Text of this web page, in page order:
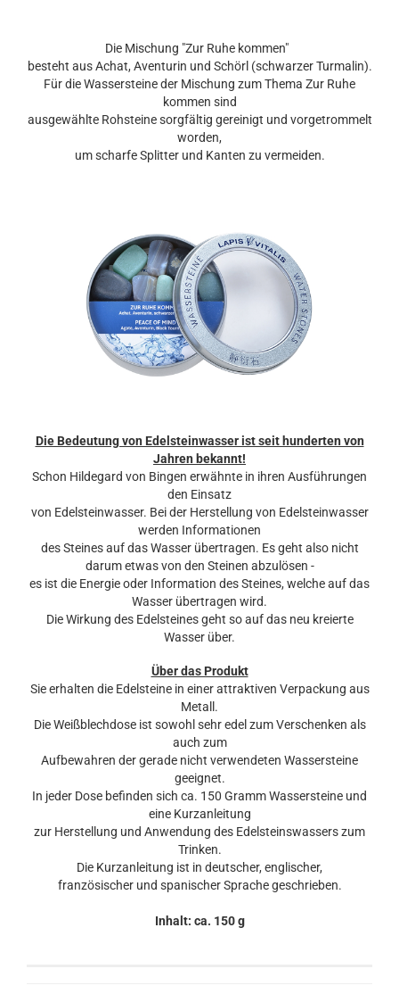
Die Mischung "Zur Ruhe kommen"
besteht aus Achat, Aventurin und Schörl (schwarzer Turmalin).
Für die Wassersteine der Mischung zum Thema Zur Ruhe
kommen sind
ausgewählte Rohsteine sorgfältig gereinigt und vorgetrommelt
worden,
um scharfe Splitter und Kanten zu vermeiden.
Die Bedeutung von Edelsteinwasser ist seit hunderten von
Jahren bekannt!
Schon Hildegard von Bingen erwähnte in ihren Ausführungen
den Einsatz
von Edelsteinwasser. Bei der Herstellung von Edelsteinwasser
werden Informationen
des Steines auf das Wasser übertragen. Es geht also nicht
darum etwas von den Steinen abzulösen -
es ist die Energie oder Information des Steines, welche auf das
Wasser übertragen wird.
Die Wirkung des Edelsteines geht so auf das neu kreierte
Wasser über.
Über das Produkt
Sie erhalten die Edelsteine in einer attraktiven Verpackung aus
Metall.
Die Weißblechdose ist sowohl sehr edel zum Verschenken als
auch zum
Aufbewahren der gerade nicht verwendeten Wassersteine
geeignet.
In jeder Dose befinden sich ca. 150 Gramm Wassersteine und
eine Kurzanleitung
zur Herstellung und Anwendung des Edelsteinswassers zum
Trinken.
Die Kurzanleitung ist in deutscher, englischer,
französischer und spanischer Sprache geschrieben.
Inhalt: ca. 150 g